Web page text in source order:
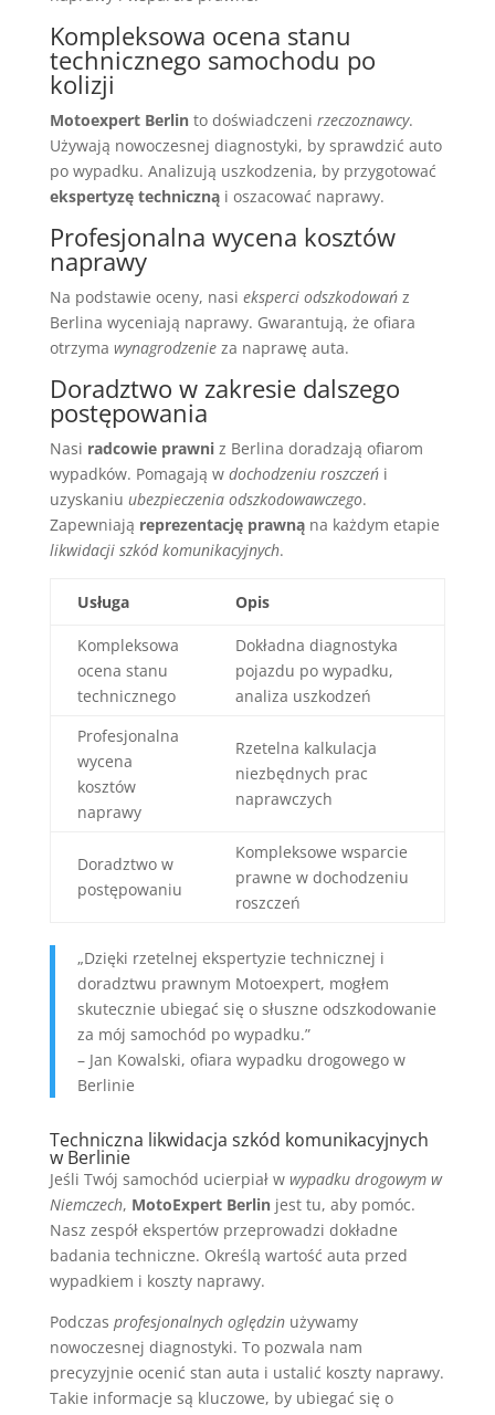
Kompleksowa ocena stanu
technicznego samochodu po
kolizji
Motoexpert Berlinto doświadczeni rzeczoznawcy.
Używają nowoczesnej diagnostyki, by sprawdzić auto
po wypadku. Analizują uszkodzenia, by przygotować
ekspertyzę technicznąi oszacować naprawy.
Profesjonalna wycena kosztów
naprawy
Na podstawie oceny, nasi eksperci odszkodowańz
Berlina wyceniają naprawy. Gwarantują, że ofiara
otrzyma wynagrodzenieza naprawę auta.
Doradztwo w zakresie dalszego
postępowania
Nasi radcowie prawniz Berlina doradzają ofiarom
wypadków. Pomagają w dochodzeniu roszczeńi
uzyskaniu ubezpieczenia odszkodowawczego.
Zapewniają reprezentację prawnąna każdym etapie
likwidacji szkód komunikacyjnych.
Usługa Opis
Kompleksowa
ocena stanu
technicznego
Dokładna diagnostyka
pojazdu po wypadku,
analiza uszkodzeń
Profesjonalna
wycena
kosztów
naprawy
Rzetelna kalkulacja
niezbędnych prac
naprawczych
Doradztwo w
postępowaniu
Kompleksowe wsparcie
prawne w dochodzeniu
roszczeń
„Dzięki rzetelnej ekspertyzie technicznej i
doradztwu prawnym Motoexpert, mogłem
skutecznie ubiegać się o słuszne odszkodowanie
za mój samochód po wypadku.”
– Jan Kowalski, ofiara wypadku drogowego w
Berlinie
Techniczna likwidacja szkód komunikacyjnych
w Berlinie
Jeśli Twój samochód ucierpiał w wypadku drogowym w
Niemczech, MotoExpert Berlinjest tu, aby pomóc.
Nasz zespół ekspertów przeprowadzi dokładne
badania techniczne. Określą wartość auta przed
wypadkiem i koszty naprawy.
Podczas profesjonalnych oględzinużywamy
nowoczesnej diagnostyki. To pozwala nam
precyzyjnie ocenić stan auta i ustalić koszty naprawy.
Takie informacje są kluczowe, by ubiegać się o